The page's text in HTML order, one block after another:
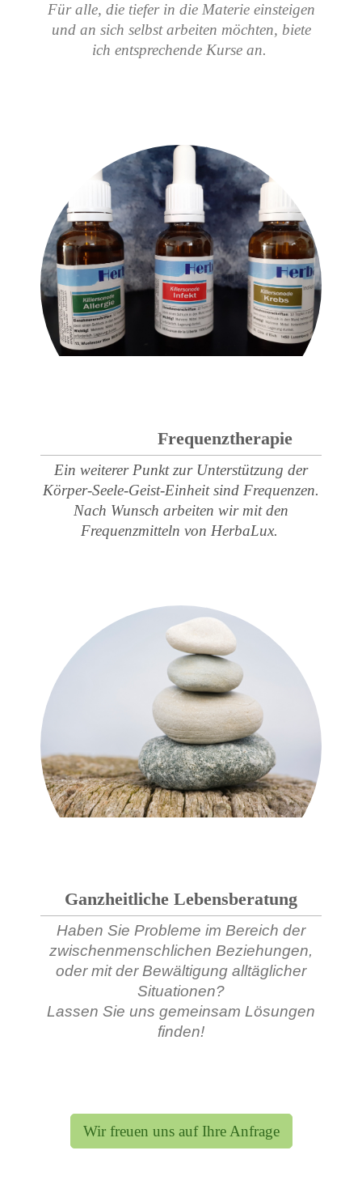
Für alle, die tiefer in die Materie einsteigen
und an sich selbst arbeiten möchten, biete
ich entsprechende Kurse an.
Frequenztherapie
Ein weiterer Punkt zur Unterstützung der
Körper-Seele-Geist-Einheit sind Frequenzen.
Nach Wunsch arbeiten wir mit den
Frequenzmitteln von HerbaLux.
Ganzheitliche Lebensberatung
Haben Sie Probleme im Bereich der
zwischenmenschlichen Beziehungen,
oder mit der Bewältigung alltäglicher
Situationen?
Lassen Sie uns gemeinsam Lösungen
finden!
Wir freuen uns auf Ihre Anfrage